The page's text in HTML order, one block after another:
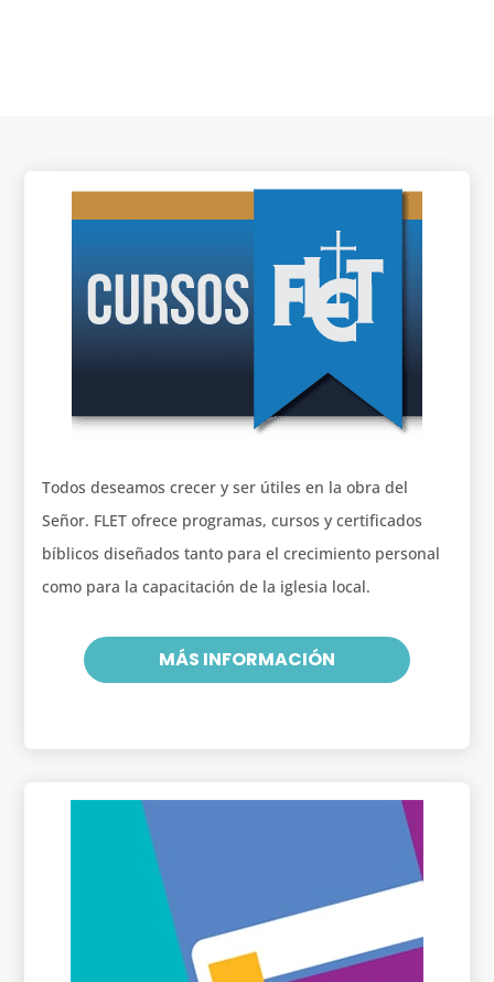
Todos deseamos crecer y ser útiles en la obra del
Señor. FLET ofrece programas, cursos y certificados
bíblicos diseñados tanto para el crecimiento personal
como para la capacitación de la iglesia local.
MÁS INFORMACIÓN